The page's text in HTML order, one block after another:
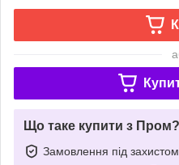
Що таке купити з Пром?
Замовлення під захистом